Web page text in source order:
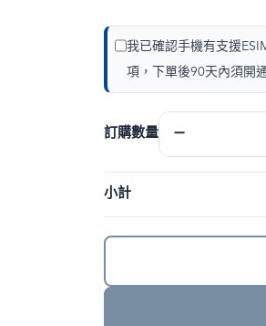
我已確認手機有支援
項，下單後90天內須開
訂購數量 −
小計